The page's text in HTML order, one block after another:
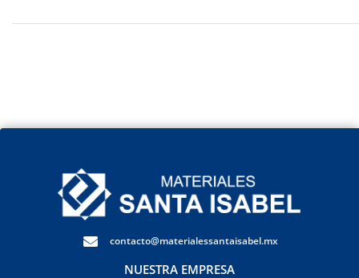
contacto@materialessantaisabel.mx
NUESTRA EMPRESA